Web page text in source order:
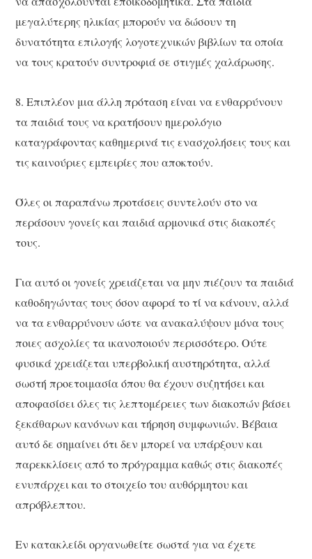
μεγαλύτερης ηλικίας μπορούν να δώσουν τη
δυνατότητα επιλογής λογοτεχνικών βιβλίων τα οποία
να τους κρατούν συντροφιά σε στιγμές χαλάρωσης.
8. Επιπλέον μια άλλη πρόταση είναι να ενθαρρύνουν
τα παιδιά τους να κρατήσουν ημερολόγιο
καταγράφοντας καθημερινά τις ενασχολήσεις τους και
τις καινούριες εμπειρίες που αποκτούν.
Όλες οι παραπάνω προτάσεις συντελούν στο να
περάσουν γονείς και παιδιά αρμονικά στις διακοπές
τους.
Για αυτό οι γονείς χρειάζεται να μην πιέζουν τα παιδιά
καθοδηγώντας τους όσον αφορά το τί να κάνουν, αλλά
να τα ενθαρρύνουν ώστε να ανακαλύψουν μόνα τους
ποιες ασχολίες τα ικανοποιούν περισσότερο. Ούτε
φυσικά χρειάζεται υπερβολική αυστηρότητα, αλλά
σωστή προετοιμασία όπου θα έχουν συζητήσει και
αποφασίσει όλες τις λεπτομέρειες των διακοπών βάσει
ξεκάθαρων κανόνων και τήρηση συμφωνιών. Βέβαια
αυτό δε σημαίνει ότι δεν μπορεί να υπάρξουν και
παρεκκλίσεις από το πρόγραμμα καθώς στις διακοπές
ενυπάρχει και το στοιχείο του αυθόρμητου και
απρόβλεπτου.
Εν κατακλείδι οργανωθείτε σωστά για να έχετε